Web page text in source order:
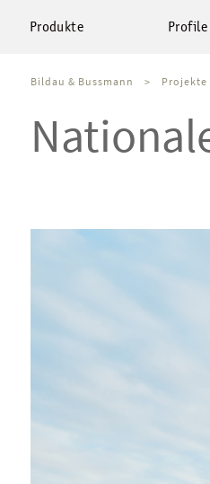
Produkte Profile
Bildau & Bussmann > Projekte